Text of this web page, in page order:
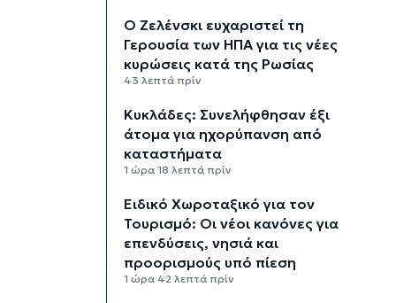
Ο Ζελένσκι ευχαριστεί τη
Γερουσία των ΗΠΑ για τις νέες
κυρώσεις κατά της Ρωσίας
43 λεπτά πρίν
Κυκλάδες: Συνελήφθησαν έξι
άτομα για ηχορύπανση από
καταστήματα
1 ώρα 18 λεπτά πρίν
Ειδικό Χωροταξικό για τον
Τουρισμό: Οι νέοι κανόνες για
επενδύσεις, νησιά και
προορισμούς υπό πίεση
1 ώρα 42 λεπτά πρίν